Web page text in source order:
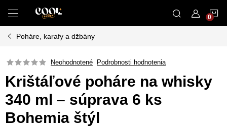
obsah
Poháre, karafy a džbány
Neohodnotené Podrobnosti hodnotenia
Krištáľové poháre na whisky
340 ml – súprava 6 ks
Bohemia štýl